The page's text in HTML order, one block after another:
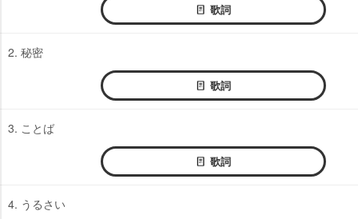
歌詞
2. 秘密
歌詞
3. ことば
歌詞
4. うるさい